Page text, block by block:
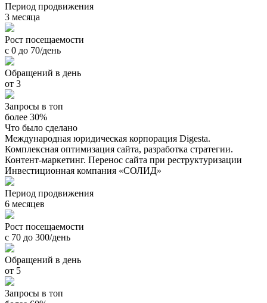
Период продвижения
3 месяца
Рост посещаемости
с 0 до 70/день
Обращений в день
от 3
Запросы в топ
более 30%
Что было сделано
Международная юридическая корпорация Digesta.
Комплексная оптимизация сайта, разработка стратегии.
Контент-маркетинг. Перенос сайта при реструктуризации
Инвестиционная компания «СОЛИД»
Период продвижения
6 месяцев
Рост посещаемости
с 70 до 300/день
Обращений в день
от 5
Запросы в топ